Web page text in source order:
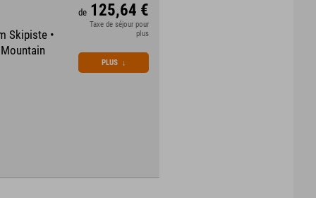
Skipiste •
de 125,64 €
Taxe de séjour pour
plus
PLUS ↓